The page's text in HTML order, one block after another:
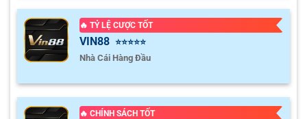
🔥 TỶ LỆ CƯỢC TỐT
VIN88 ⭐⭐⭐⭐⭐
Nhà Cái Hàng Đầu
🔥 CHÍNH SÁCH TỐT